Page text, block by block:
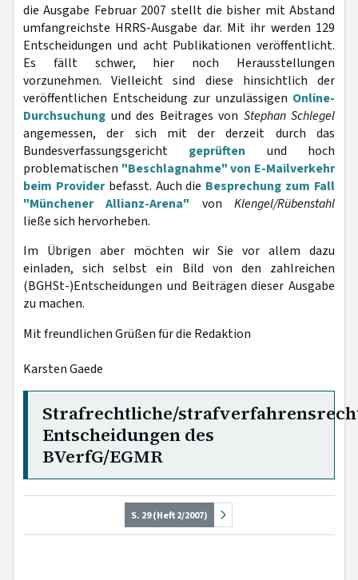
die Ausgabe Februar 2007 stellt die bisher mit Abstand
umfangreichste HRRS-Ausgabe dar. Mit ihr werden 129
Entscheidungen und acht Publikationen veröffentlicht.
Es fällt schwer, hier noch Herausstellungen
vorzunehmen. Vielleicht sind diese hinsichtlich der
veröffentlichen Entscheidung zur unzulässigen Online-
Durchsuchung und des Beitrages von Stephan Schlegel
angemessen, der sich mit der derzeit durch das
Bundesverfassungsgericht geprüften und hoch
problematischen "Beschlagnahme" von E-Mailverkehr
beim Provider befasst. Auch die Besprechung zum Fall
"Münchener Allianz-Arena" vonKlengel/Rübenstahl
ließe sich hervorheben.
Im Übrigen aber möchten wir Sie vor allem dazu
einladen, sich selbst ein Bild von den zahlreichen
(BGHSt-)Entscheidungen und Beiträgen dieser Ausgabe
zu machen.
Mit freundlichen Grüßen für die Redaktion
Karsten Gaede
Strafrechtliche/
Entscheidungen des
BVerfG/EGMR
S. 29 (Heft 2/2007)